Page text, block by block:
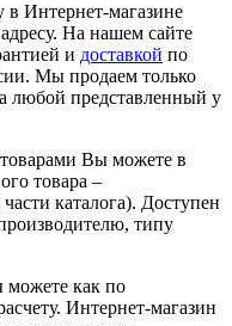
Интернет-магазине
На нашем сайте
и доставкой по
Мы продаем только
любой представленный у
Вы можете в
товара –
каталога). Доступен
типу
можете как по
Интернет-магазин